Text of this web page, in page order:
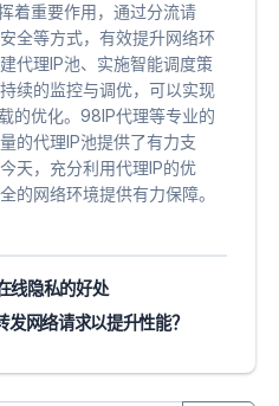
着重要作用，通过分流请
全等方式，有效提升网络环
代理IP池、实施智能调度策
续的监控与调优，可以实现
的优化。98IP代理等专业的
的代理IP池提供了有力支
天，充分利用代理IP的优
的网络环境提供有力保障。
线隐私的好处
发网络请求以提升性能？